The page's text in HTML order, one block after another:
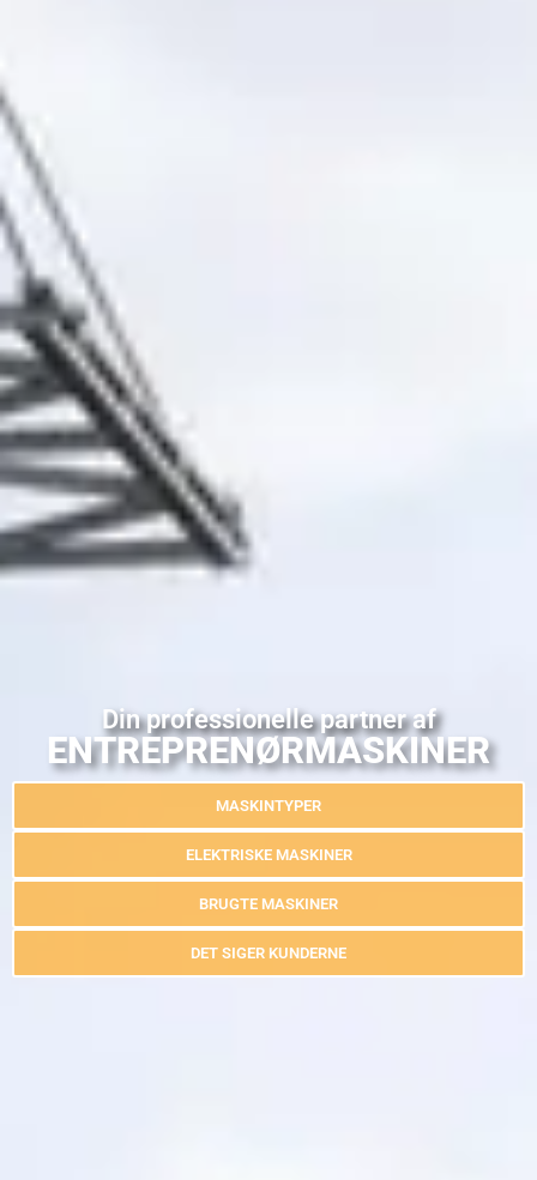
Din professionelle partner af
ENTREPRENØRMASKINER
MASKINTYPER
ELEKTRISKE MASKINER
BRUGTE MASKINER
DET SIGER KUNDERNE